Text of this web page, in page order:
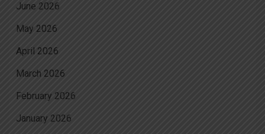
June 2026
May 2026
April 2026
March 2026
February 2026
January 2026